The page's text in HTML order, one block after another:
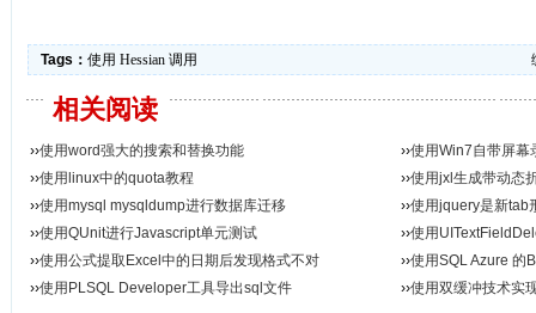
Tags： 使用 Hessian 调用
相关阅读
››使用word强大的搜索和替换功能 ››使用Win7自带屏幕
››使用linux中的quota教程 ››使用jxl生成带动态
››使用mysql mysqldump进行数据库迁移 ››使用jquery是新tab
››使用QUnit进行Javascript单元测试 ››使用
››使用公式提取Excel中的日期后发现格式不对 ››使用SQL Azure 的
››使用PLSQL Developer工具导出sql文件 ››使用双缓冲技术实